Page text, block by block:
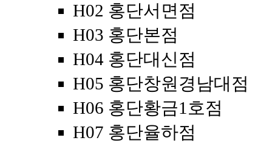
H02 홍단서면점
H03 홍단본점
H04 홍단대신점
H05 홍단창원경남대점
H06 홍단황금1호점
H07 홍단율하점